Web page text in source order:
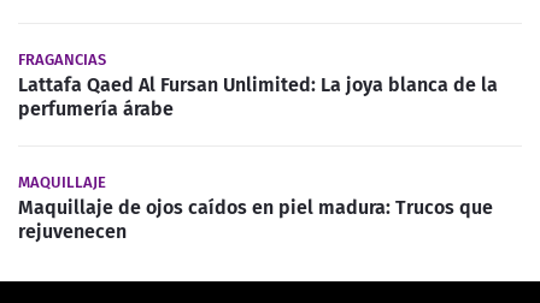
FRAGANCIAS
Lattafa Qaed Al Fursan Unlimited: La joya blanca de la
perfumería árabe
MAQUILLAJE
Maquillaje de ojos caídos en piel madura: Trucos que
rejuvenecen